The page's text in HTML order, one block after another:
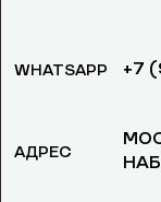
WHATSAPP
АДРЕС
+7